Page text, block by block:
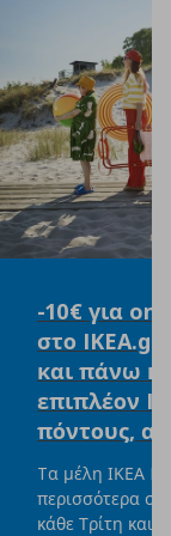
-10€ για
στο IKEA.gr
και πάνω
επιπλέον
πόντους,
Tα μέλη ΙΚΕΑ
περισσότερα
κάθε Τρίτη και